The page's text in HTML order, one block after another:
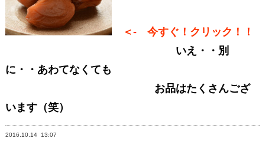
＜- 今すぐ！クリック！！
いえ・・別
に・・あわてなくても
お品はたくさんござ
います（笑）
2016.10.14 13:07